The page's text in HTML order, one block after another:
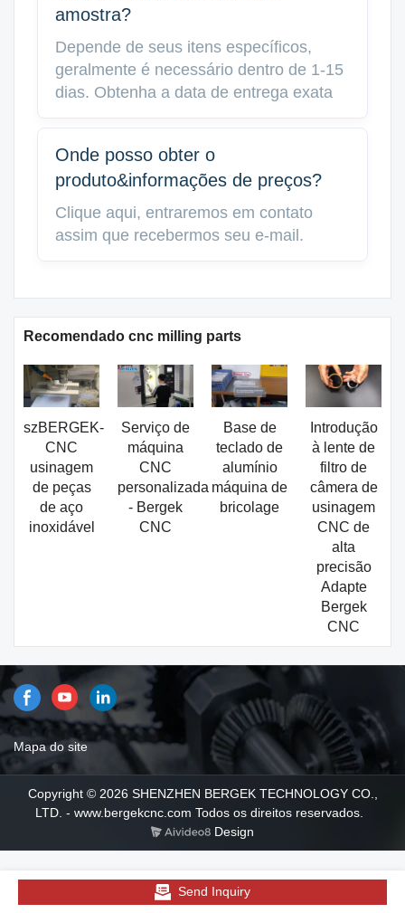
amostra?
Depende de seus itens específicos,
geralmente é necessário dentro de 1-15
dias. Obtenha a data de entrega exata
Onde posso obter o
produto&informações de preços?
Clique aqui, entraremos em contato
assim que recebermos seu e-mail.
Recomendado cnc milling parts
szBERGEK-
CNC
usinagem
de peças
de aço
inoxidável
Serviço de
máquina
CNC
personalizada
- Bergek
CNC
Base de
teclado de
alumínio
máquina de
bricolage
Introdução
à lente de
filtro de
câmera de
usinagem
CNC de
alta
precisão
Adapte
Bergek
CNC
Mapa do site
Copyright © 2026 SHENZHEN BERGEK TECHNOLOGY CO.,
LTD. - www.bergekcnc.com Todos os direitos reservados.
Design
Send Inquiry